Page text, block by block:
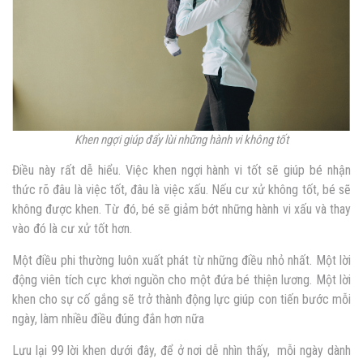
Khen ngợi giúp đẩy lùi những hành vi không tốt
Điều này rất dễ hiểu. Việc khen ngợi hành vi tốt sẽ giúp bé nhận
thức rõ đâu là việc tốt, đâu là việc xấu. Nếu cư xử không tốt, bé sẽ
không được khen. Từ đó, bé sẽ giảm bớt những hành vi xấu và thay
vào đó là cư xử tốt hơn.
Một điều phi thường luôn xuất phát từ những điều nhỏ nhất. Một lời
động viên tích cực khơi nguồn cho một đứa bé thiện lương. Một lời
khen cho sự cố gắng sẽ trở thành động lực giúp con tiến bước mỗi
ngày, làm nhiều điều đúng đắn hơn nữa
Lưu lại 99 lời khen dưới đây, để ở nơi dễ nhìn thấy, mỗi ngày dành